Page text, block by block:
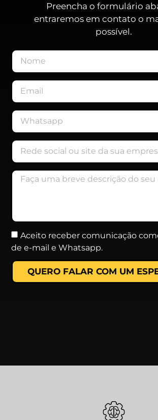
Preencha o formulário
entraremos em contato o
possível.
Aceito receber comunicação
de e-mail e Whatsapp.
QUERO FALAR COM UM